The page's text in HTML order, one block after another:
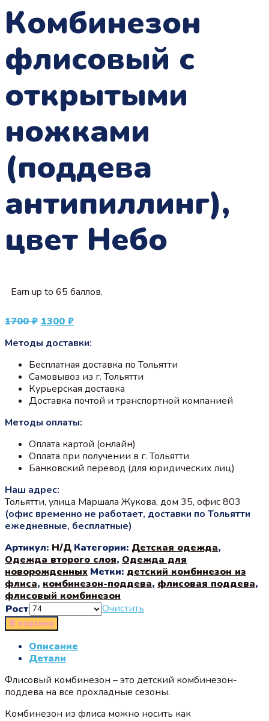
Комбинезон
флисовый с
открытыми
ножками
(поддева
антипиллинг),
цвет Небо
Earn up to 65 баллов.
1700₽ Первоначальная
составляла
1300 ₽Текущая
1300 ₽.
Методы доставки:
Бесплатная доставка по Тольятти
Самовывоз из г. Тольятти
Курьерская доставка
Доставка почтой и транспортной компанией
Методы оплаты:
Оплата картой (онлайн)
Оплата при получении в г. Тольятти
Банковский перевод (для юридических лиц)
Наш адрес:
Тольятти, улица Маршала Жукова, дом 35, офис 803
(офис временно не работает, доставки по Тольятти
ежедневные, бесплатные)
Артикул: Н/Д Категории: Детская одежда,
Одежда второго слоя, Одежда для
новорожденных Метки: детский комбинезон из
флиса, комбинезон-поддева, флисовая поддева,
флисовый комбинезон
Рост
Очистить
В корзину
Описание
Детали
Флисовый комбинезон – это детский комбинезон-
поддева на все прохладные сезоны.
Комбинезон из флиса можно носить как